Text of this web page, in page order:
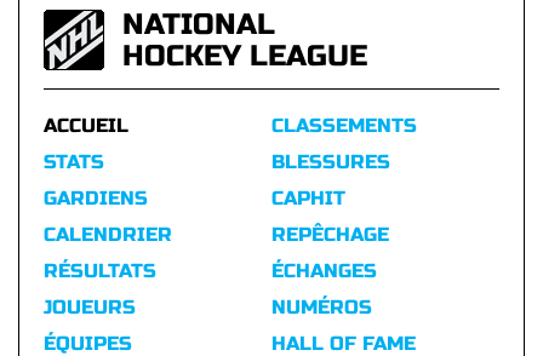
NATIONAL
HOCKEY LEAGUE
ACCUEIL
STATS
GARDIENS
CALENDRIER
RÉSULTATS
CLASSEMENTS
BLESSURES
CAPHIT
REPÊCHAGE
ÉCHANGES
JOUEURS
ÉQUIPES
NUMÉROS
HALL OF FAME